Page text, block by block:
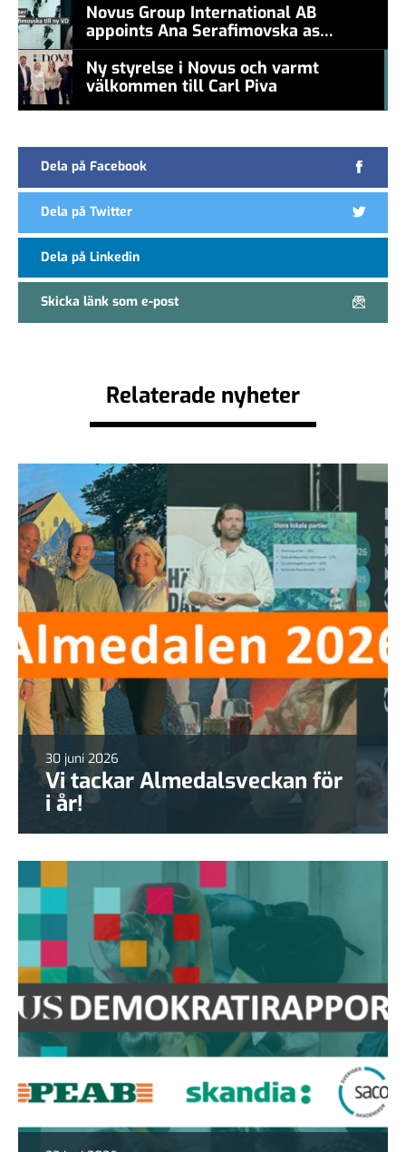
Novus Group International AB
appoints Ana Serafimovska as
new CEO
Ny styrelse i Novus och varmt
välkommen till Carl Piva
Dela på Facebook
Dela på Twitter
Dela på Linkedin
Skicka länk som e-post
Relaterade nyheter
30 juni 2026
Vi tackar Almedalsveckan för
i år!